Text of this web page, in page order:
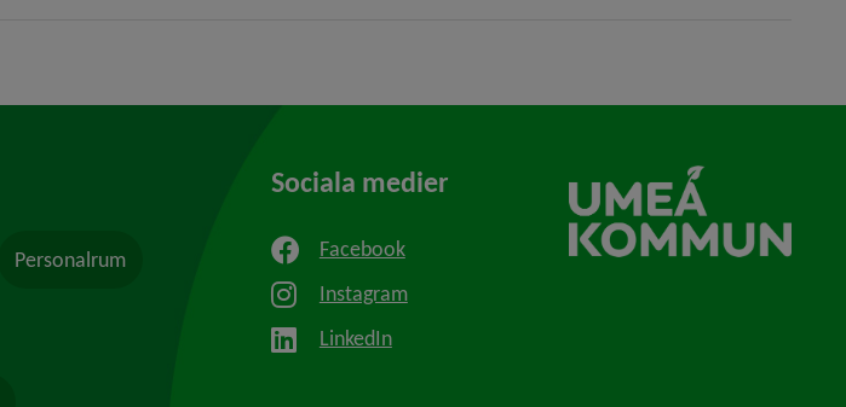
Personalrum
Sociala medier
Facebook
Instagram
LinkedIn